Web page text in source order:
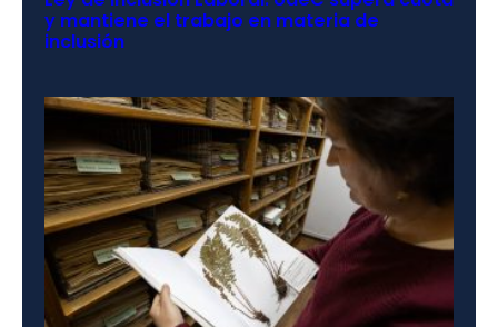
y mantiene el trabajo en materia de
inclusión